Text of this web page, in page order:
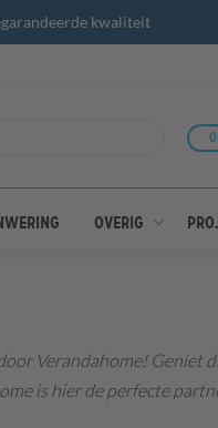
kwaliteit
Overig
Verandahome! Geniet
is hier de perfecte